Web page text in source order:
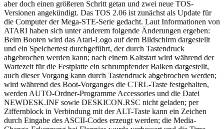
aber doch einen größeren Schritt getan und zwei neue TOS-
Versionen angekündigt. Das TOS 2.06 ist zunächst als Update für
die Computer der Mega-STE-Serie gedacht. Laut Informationen von
ATARI haben sich unter anderem folgende Änderungen ergeben:
Beim Booten wird das Atari-Logo auf dem Bildschirm dargestellt
und ein Speichertest durchgeführt, der durch Tastendruck
abgebrochen werden kann; nach einem Kaltstart wird während der
Wartezeit für die Festplatte ein schrumpfender Balken dargestellt,
auch dieser Vorgang kann durch Tastendruck abgebrochen werden;
wird während des Boot-Vorganges die CTRL-Taste festgehalten,
werden AUTO-Ordner-Programme Accessories und die Datei
NEWDESK.INF sowie DESKICON.RSC nicht geladen; per
Ziffernblock in Verbindung mit der ALT-Taste kann ein Zeichen
durch Eingabe des ASCII-Codes erzeugt werden; die Media-